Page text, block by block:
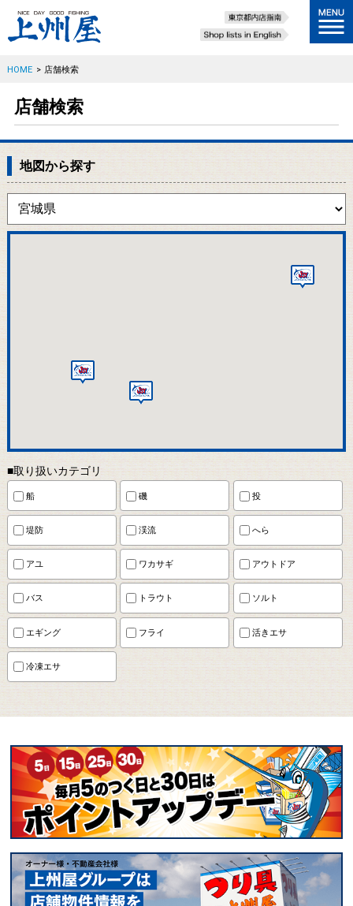
HOME > 店舗検索
店舗検索
地図から探す
■取り扱いカテゴリ
船 磯 投
堤防 渓流 へら
アユ ワカサギ アウトドア
バス トラウト ソルト
エギング フライ 活きエサ
冷凍エサ